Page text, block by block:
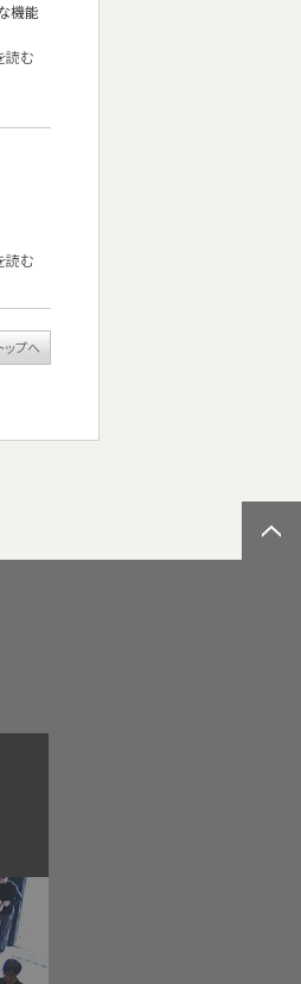
機能
読む
読む
ップへ